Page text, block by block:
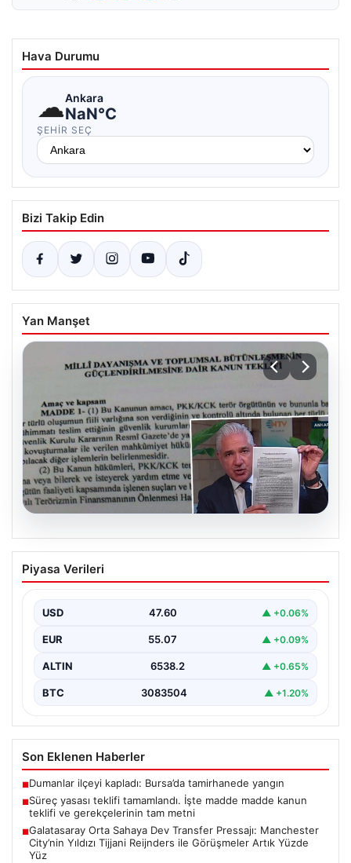
Hava Durumu
☁Ankara
NaN°C
ŞEHIR SEÇ
Bizi Takip Edin
Yan Manşet
05.08.2026
Süreç yasası teklifi tamamlandı. İşte
madde madde kanun teklifi ve
Piyasa Verileri
USD 47.60 ▲ +0.06%
EUR 55.07 ▲ +0.09%
ALTIN 6538.2 ▲ +0.65%
BTC 3083504 ▲ +1.20%
Son Eklenen Haberler
■Dumanlar ilçeyi kapladı: Bursa’da tamirhanede yangın
■Süreç yasası teklifi tamamlandı. İşte madde madde kanun
teklifi ve gerekçelerinin tam metni
■Galatasaray Orta Sahaya Dev Transfer Pressajı: Manchester
City’nin Yıldızı Tijjani Reijnders ile Görüşmeler Artık Yüzde
Yüz